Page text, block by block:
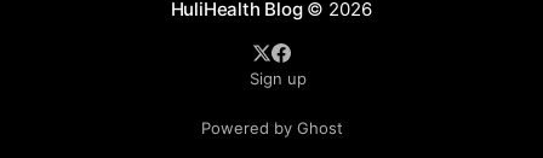
HuliHealth Blog© 2026
Sign up
Powered by Ghost